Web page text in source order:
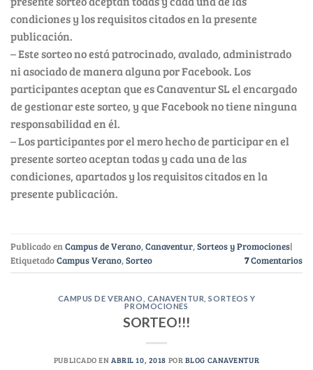
condiciones y los requisitos citados en la presente
publicación.
– Este sorteo no está patrocinado, avalado, administrado
ni asociado de manera alguna por Facebook. Los
participantes aceptan que es Canaventur SL el encargado
de gestionar este sorteo, y que Facebook no tiene ninguna
responsabilidad en él.
– Los participantes por el mero hecho de participar en el
presente sorteo aceptan todas y cada una de las
condiciones, apartados y los requisitos citados en la
presente publicación.
Publicado enCampus de Verano,Canaventur,Sorteos y Promociones|
EtiquetadoCampus Verano,Sorteo 7Comentarios
CAMPUS DE VERANO CANAVENTUR ,SORTEOS Y
PROMOCIONES
SORTEO!!!
PUBLICADO ENABRIL 10, 2018 POR BLOG CANAVENTUR